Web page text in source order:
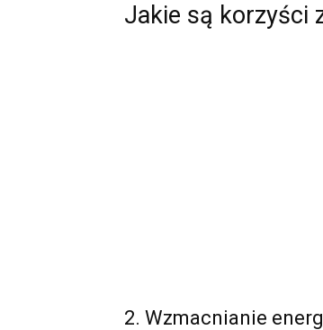
Jakie są korzyści
2. Wzmacnianie